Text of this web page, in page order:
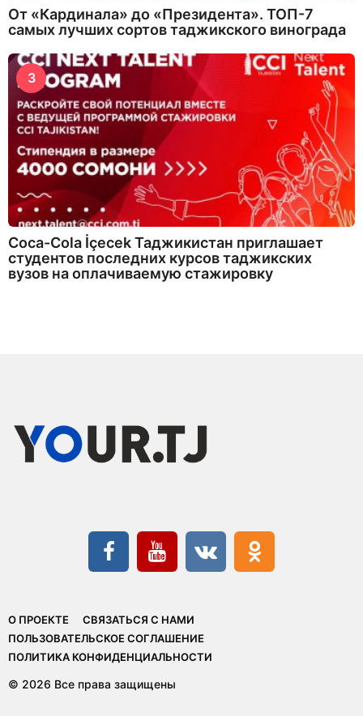
От «Кардинала» до «Президента». ТОП-7
самых лучших сортов таджикского винограда
3
Coca-Cola İçecek Таджикистан приглашает
студентов последних курсов таджикских
вузов на оплачиваемую стажировку
О ПРОЕКТЕ
СВЯЗАТЬСЯ С НАМИ
ПОЛЬЗОВАТЕЛЬСКОЕ СОГЛАШЕНИЕ
ПОЛИТИКА КОНФИДЕНЦИАЛЬНОСТИ
© 2026 Все права защищены